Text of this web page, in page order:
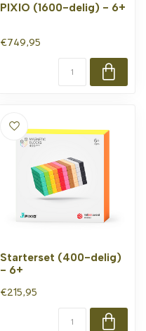
PIXIO (1600-delig) - 6+
€749,95
Starterset (400-delig)
- 6+
€215,95